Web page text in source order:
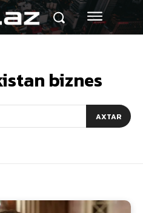
biznes
AXTAR